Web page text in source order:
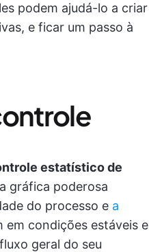
podem ajudá-lo a criar
e ficar um passo à
estatístico de
gráfica poderosa
do processo e a
em condições estáveis e
geral do seu